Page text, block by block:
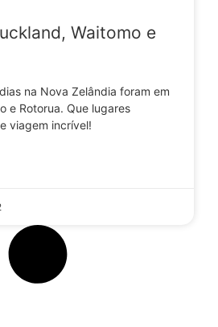
Waitomo e
na Nova Zelândia foram em
e Rotorua. Que lugares
viagem incrível!